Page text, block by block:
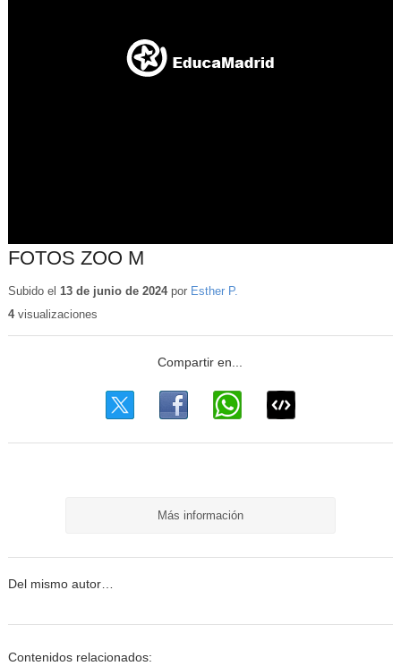
FOTOS ZOO M
Subido el 13 de junio de 2024por Esther P.
4visualizaciones
Más información
Del mismo autor…
Contenidos relacionados: